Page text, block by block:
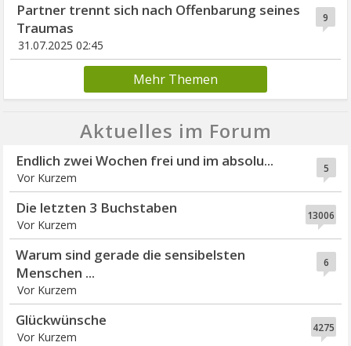
9
Partner trennt sich nach Offenbarung seines
Traumas
31.07.2025 02:45
Mehr Themen
Aktuelles im Forum
5
Endlich zwei Wochen frei und im absolu...
Vor Kurzem
13006
Die letzten 3 Buchstaben
Vor Kurzem
6
Warum sind gerade die sensibelsten
Menschen ...
Vor Kurzem
4275
Glückwünsche
Vor Kurzem